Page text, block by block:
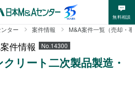
無料相談
ター 案件情報 M&A案件一覧（売却・
件情報 No.14300
クリート二次製品製造・